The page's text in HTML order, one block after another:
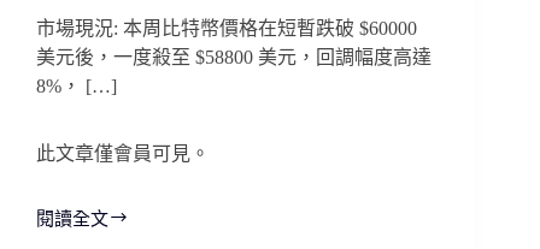
市場現況: 本周比特幣價格在短暫跌破 $60000
美元後，一度殺至 $58800 美元，回調幅度高達
8%， […]
此文章僅會員可見。
閱讀全文
10/15